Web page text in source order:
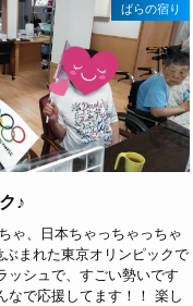
ばらの宿り
♪
ゃ、日本ちゃっちゃっちゃ
まれた東京オリンピックで
ッシュで、すごい勢いです
なで応援してます！！ 楽し